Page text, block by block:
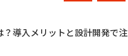
導入メリットと設計開発で注